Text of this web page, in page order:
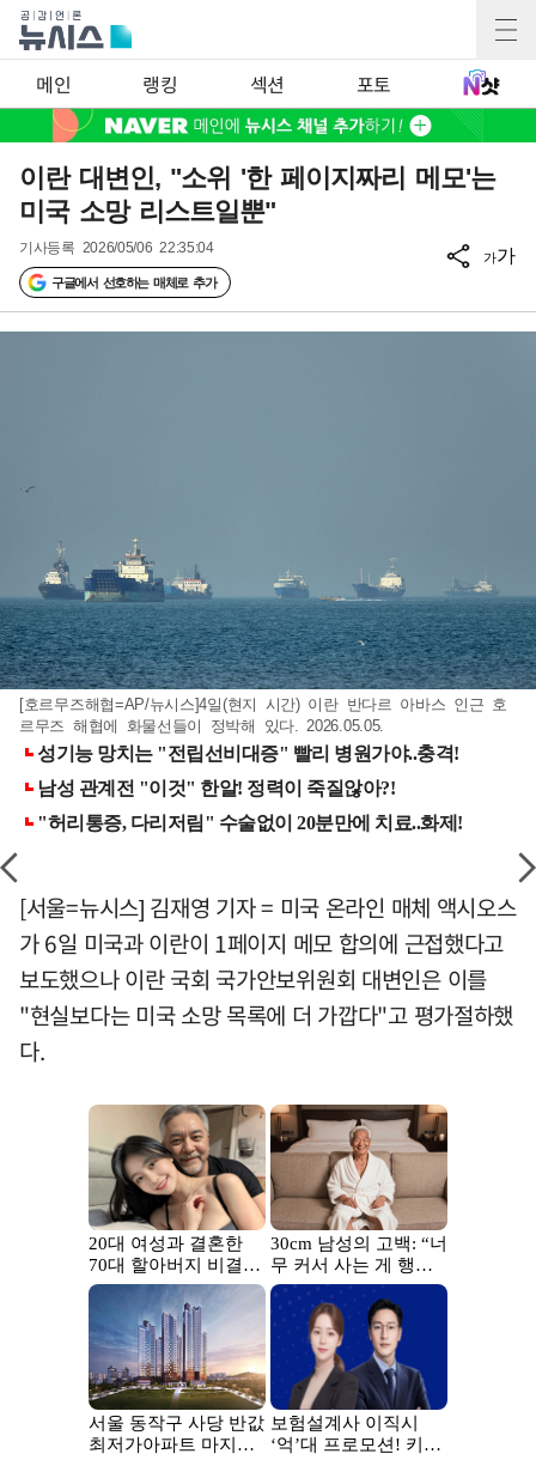
메인 랭킹 섹션 포토
이란 대변인, "소위 '한 페이지짜리 메모'는
미국 소망 리스트일뿐"
기사등록 2026/05/06 22:35:04
구글에서 선호하는 매체로 추가
가가
[호르무즈해협=AP/뉴시스]4일(현지 시간) 이란 반다르 아바스 인근 호
르무즈 해협에 화물선들이 정박해 있다. 2026.05.05.
[서울=뉴시스] 김재영 기자 = 미국 온라인 매체 액시오스
가 6일 미국과 이란이 1페이지 메모 합의에 근접했다고
보도했으나 이란 국회 국가안보위원회 대변인은 이를
"현실보다는 미국 소망 목록에 더 가깝다"고 평가절하했
다.